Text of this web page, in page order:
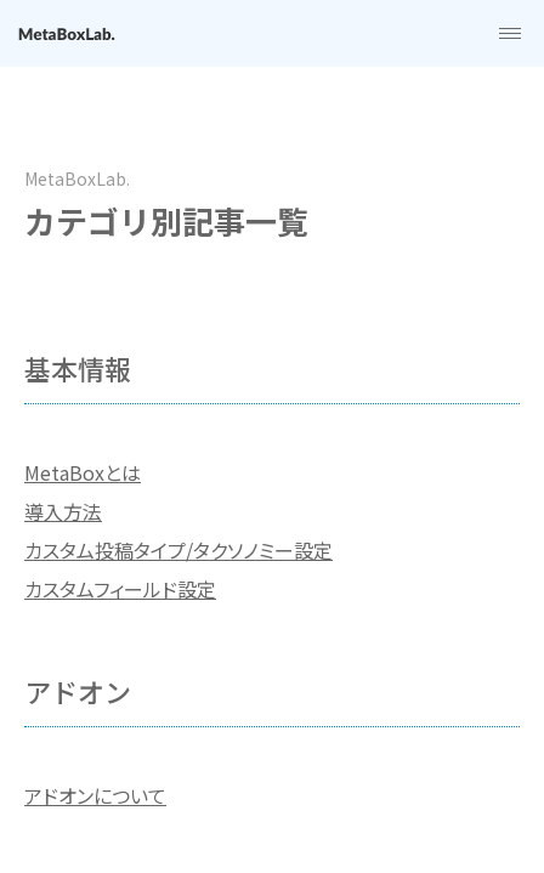
MetaBoxLab.
カテゴリ別記事一覧
基本情報
MetaBoxとは
導入方法
カスタム投稿タイプ/タクソノミー設定
カスタムフィールド設定
アドオン
アドオンについて